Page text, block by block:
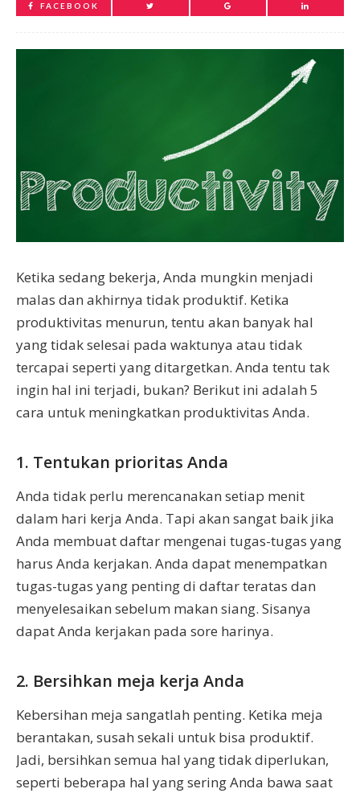
FACEBOOK
Ketika sedang bekerja, Anda mungkin menjadi
malas dan akhirnya tidak produktif. Ketika
produktivitas menurun, tentu akan banyak hal
yang tidak selesai pada waktunya atau tidak
tercapai seperti yang ditargetkan. Anda tentu tak
ingin hal ini terjadi, bukan? Berikut ini adalah 5
cara untuk meningkatkan produktivitas Anda.
1. Tentukan prioritas Anda
Anda tidak perlu merencanakan setiap menit
dalam hari kerja Anda. Tapi akan sangat baik jika
Anda membuat daftar mengenai tugas-tugas yang
harus Anda kerjakan. Anda dapat menempatkan
tugas-tugas yang penting di daftar teratas dan
menyelesaikan sebelum makan siang. Sisanya
dapat Anda kerjakan pada sore harinya.
2. Bersihkan meja kerja Anda
Kebersihan meja sangatlah penting. Ketika meja
berantakan, susah sekali untuk bisa produktif.
Jadi, bersihkan semua hal yang tidak diperlukan,
seperti beberapa hal yang sering Anda bawa saat